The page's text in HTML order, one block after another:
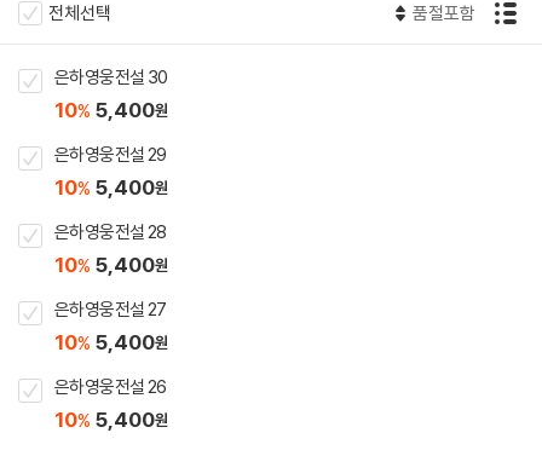
전체선택 품절포함
은하영웅전설 30
10% 5,400원
은하영웅전설 29
10% 5,400원
은하영웅전설 28
10% 5,400원
은하영웅전설 27
10% 5,400원
은하영웅전설 26
10% 5,400원